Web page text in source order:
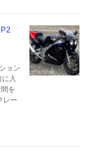
ョン
入
を
レー